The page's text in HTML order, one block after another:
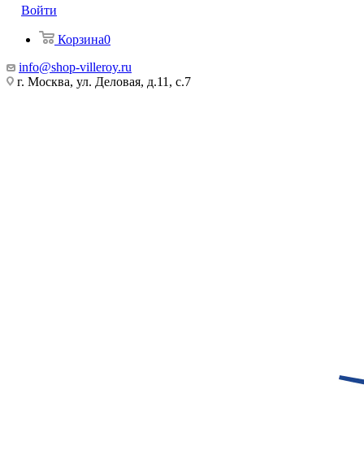
Войти
Корзина0
info@shop-villeroy.ru
г. Москва, ул. Деловая, д.11, с.7